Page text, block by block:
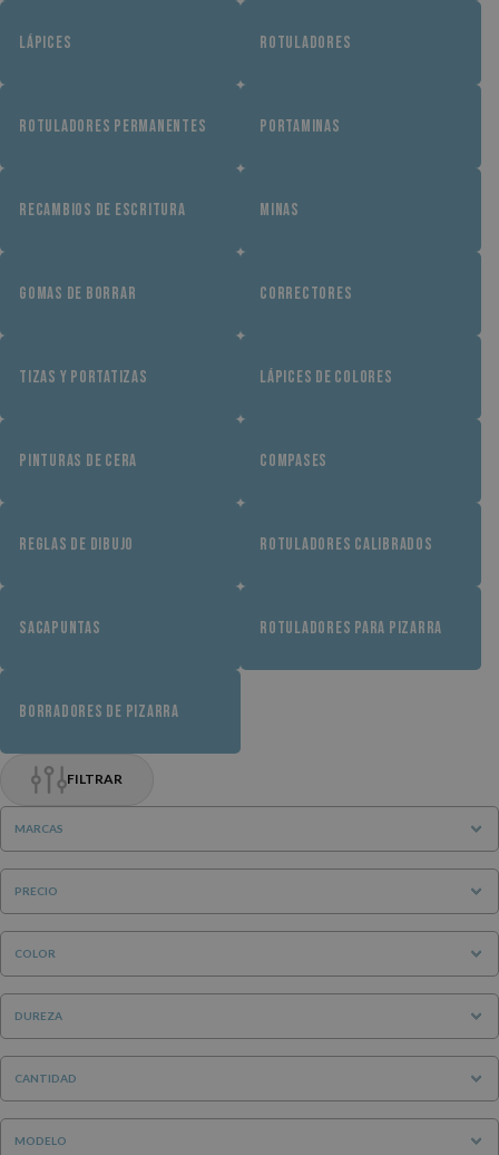
LÁPICES ROTULADORES
ROTULADORES PERMANENTES PORTAMINAS
RECAMBIOS DE ESCRITURA MINAS
GOMAS DE BORRAR CORRECTORES
TIZAS Y PORTATIZAS LÁPICES DE COLORES
PINTURAS DE CERA COMPASES
REGLAS DE DIBUJO ROTULADORES CALIBRADOS
SACAPUNTAS ROTULADORES PARA PIZARRA
BORRADORES DE PIZARRA
FILTRAR
MARCAS
PRECIO
COLOR
DUREZA
CANTIDAD
MODELO